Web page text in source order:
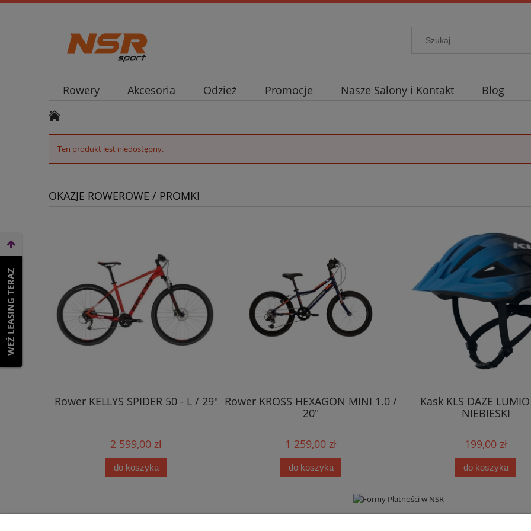
Rowery Akcesoria Odzież Promocje Nasze Salony i Kontakt Blog
Ten produkt jest niedostępny.
OKAZJE ROWEROWE / PROMKI
Rower KELLYS SPIDER 50 - L / 29"
2 599,00 zł
do koszyka
Rower KROSS HEXAGON MINI 1.0 /
20"
1 259,00 zł
do koszyka
Kask KLS DAZE
NIEBIESKI
199,00 zł
do koszyka
WEŹ LEASING TERAZ